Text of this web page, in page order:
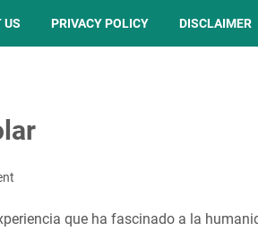
US PRIVACY POLICY DISCLAIMER
que ha fascinado a la